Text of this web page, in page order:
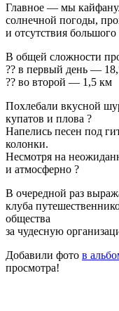
Главное — мы
солнечной погоды,
и отсутствия
В общей сложности
?? в первый день —
?? во второй — 1,5 км
Похлебали вкусной
купатов и плова ?
Напелись песен под
колонки.
Несмотря на
и атмосферно ?
В очередной раз
клуба
общества
за чудесную
Добавили фото в
просмотра!